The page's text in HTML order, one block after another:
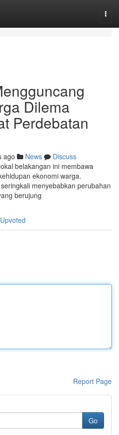
Dilema
Perdebatan
ago News
Discuss
belakangan ini membawa
ekonomi warga.
menyebabkan perubahan
berujung
Report Page
Go